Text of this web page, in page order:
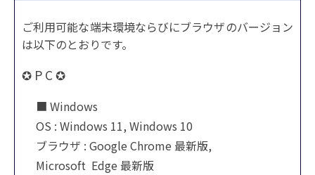
ご利用可能な端末環境ならびにブラウザのバージョン
は以下のとおりです。
✪ P C ✪
■ Windows
OS : Windows 11, Windows 10
ブラウザ : Google Chrome 最新版,
Microsoft Edge 最新版